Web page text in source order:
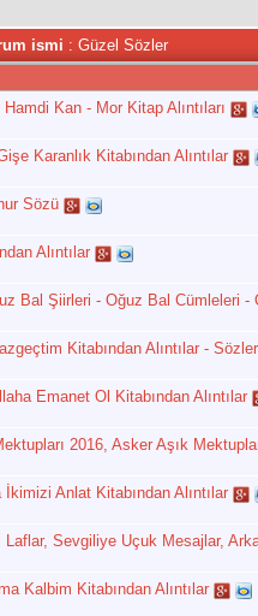
ismi : Güzel Sözler
Kan - Mor Kitap Alıntıları
Karanlık Kitabından Alıntılar
Sözü
Alıntılar
Bal Şiirleri - Oğuz Bal Cümleleri -
Kitabından Alıntılar - Sözler
Emanet Ol Kitabından Alıntılar
2016, Asker Aşık
Anlat Kitabından Alıntılar
Laflar, Sevgiliye Uçuk Mesajlar,
Kalbim Kitabından Alıntılar